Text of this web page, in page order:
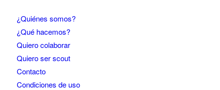
¿Quiénes somos?
¿Qué hacemos?
Quiero colaborar
Quiero ser scout
Contacto
Condiciones de uso